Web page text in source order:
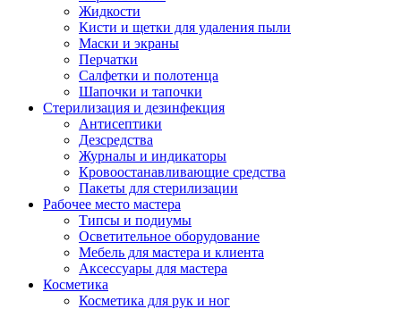
Жидкости
Кисти и щетки для удаления пыли
Маски и экраны
Перчатки
Салфетки и полотенца
Шапочки и тапочки
Стерилизация и дезинфекция
Антисептики
Дезсредства
Журналы и индикаторы
Кровоостанавливающие средства
Пакеты для стерилизации
Рабочее место мастера
Типсы и подиумы
Осветительное оборудование
Мебель для мастера и клиента
Аксессуары для мастера
Косметика
Косметика для рук и ног